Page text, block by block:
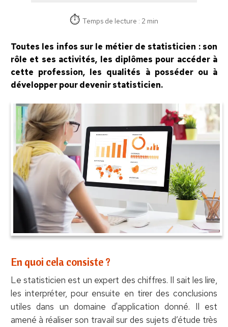
Temps de lecture : 2 min
Toutes les infos sur le métier de statisticien : son
rôle et ses activités, les diplômes pour accéder à
cette profession, les qualités à posséder ou à
développer pour devenir statisticien.
En quoi cela consiste ?
Le statisticien est un expert des chiffres. Il sait les lire,
les interpréter, pour ensuite en tirer des conclusions
utiles dans un domaine d'application donné. Il est
amené à réaliser son travail sur des sujets d’étude très